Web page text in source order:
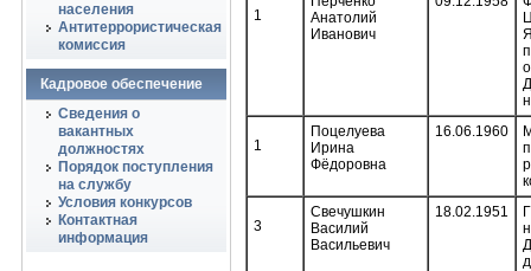
населения
Антитеррористическая
комиссия
Кадровое обеспечение
Сведения о
вакантных
должностях
Порядок поступления
на службу
Условия конкурсов
Контактная
информация
1
Анатолий
Иванович
1
Поцелуева
Ирина
Фёдоровна
16.06.1960
3
Свечушкин
Василий
Васильевич
18.02.1951